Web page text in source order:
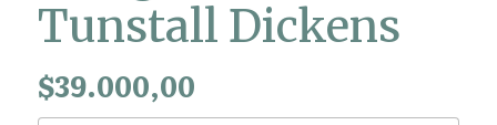
Tunstall Dickens
$39.000,00